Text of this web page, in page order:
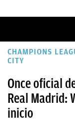
ÚLTIMAS
REAL
MADRID
CHAMPIONS
CITY
Once oficial
Real Madrid:
inicio